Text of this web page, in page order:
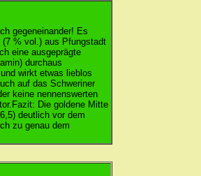
gegeneinander! Es
% vol.) aus Pfungstadt
eine ausgeprägte
durchaus
wirkt etwas lieblos
auf das Schweriner
keine nennenswerten
Die goldene Mitte
deutlich vor dem
zu genau dem